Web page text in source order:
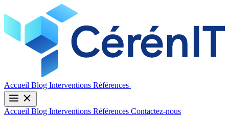
Accueil Blog Interventions Références
Accueil Blog Interventions Références Contactez-nous